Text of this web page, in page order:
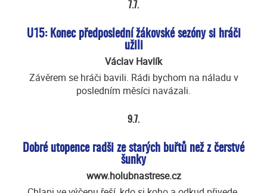
7.7.
U15: Konec předposlední žákovské sezóny si hráči
užili
Václav Havlík
Závěrem se hráči bavili. Rádi bychom na náladu v
posledním měsíci navázali.
9.7.
Dobré utopence radši ze starých buřtů než z čerstvé
šunky
www.holubnastrese.cz